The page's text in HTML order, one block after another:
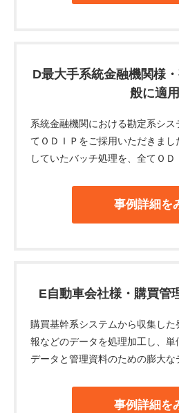
D最大手系統金融機関様
般に適用
系統金融機関における勘定系シス
てＯＤＩＰをご採用いただきま
していたバッチ処理を、全てＯＤ
事例詳細を
E自動車会社様・購買管
購買基幹系システムから収集し
報などのデータを処理加工し、
データと管理資料のための膨大な
事例詳細を